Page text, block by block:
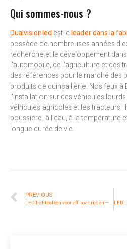
Qui sommes-nous ?
Dualvisionled est leleader dans la
possède de nombreuses années
recherche et le développement
l’automobile, de l’agriculture et
des références pour le marché des
produits de quincaillerie. Nos feux à
l’installation sur des véhicules
véhicules agricoles et les tracteurs.
poussière, à l’eau, à la température
longue durée de vie.
PREVIOUS
LED-lichtbalken voor off-roadrijden – voor meer veiligheid en betere prestaties